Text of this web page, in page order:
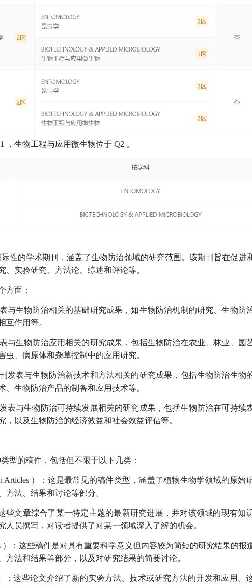
，生物工程与应用微生物位于 Q2 。
性的学术期刊，涵盖了生物防治领域的研究范围。该期刊旨在促进
、实验研究、方法论、综述和评论等。
方面：
与生物防治相关的基础研究成果，如生物防治机制的研究、生物防
互作用等。
与生物防治应用相关的研究成果，包括生物防治在农业、林业、园
、病原体和杂草控制中的应用研究。
发表与生物防治新技术和方法相关的研究成果，包括生物防治生物
生物防治产品的制备和应用技术等。
表与生物防治可持续发展相关的研究成果，包括生物防治在可持续
以及生物防治的经济效益和社会效益评估等。
型的稿件，包括但不限于以下几类：
Articles ）：这是最常见的稿件类型，涵盖了植物生物学领域的原始
方法、结果和讨论等部分。
些文章综合了某一特定主题的最新研究进展，并对该领域的现有知
员撰写，对读者提供了对某一领域深入了解的机会。
）：这些稿件是对具有重要科学意义但内容较为简短的研究结果的报
法和结果等部分，以及对研究结果的简要讨论。
：这些论文介绍了新的实验方法、技术或研究方法的开发和应用。